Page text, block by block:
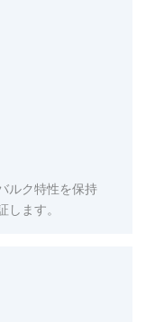
ルク特性を保持
ます。